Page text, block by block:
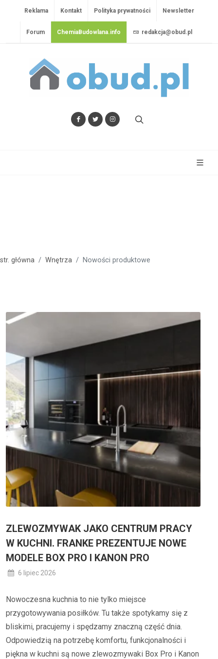
Reklama Kontakt Polityka prywatności Newsletter
Forum ChemiaBudowlana.info redakcja@obud.pl
str. główna Wnętrza Nowości produktowe
ZLEWOZMYWAK JAKO CENTRUM PRACY
W KUCHNI. FRANKE PREZENTUJE NOWE
MODELE BOX PRO I KANON PRO
6 lipiec 2026
Nowoczesna kuchnia to nie tylko miejsce
przygotowywania posiłków. Tu także spotykamy się z
bliskimi, pracujemy i spędzamy znaczną część dnia.
Odpowiedzią na potrzebę komfortu, funkcjonalności i
piękna w kuchni są nowe zlewozmywaki Box Pro i Kanon